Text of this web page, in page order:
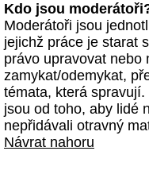
Kdo jsou
Moderátoři jsou
jejichž práce je starat
právo upravovat nebo
zamykat/odemykat,
témata, která
jsou od toho, aby lidé
nepřidávali otravný
Návrat nahoru